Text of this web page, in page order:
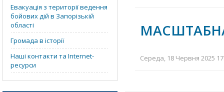
Евакуація з території ведення
бойових дій в Запорізькій
області
Громада в історії
Наші контакти та Internet-
ресурси
Середа, 18 Червня 2025